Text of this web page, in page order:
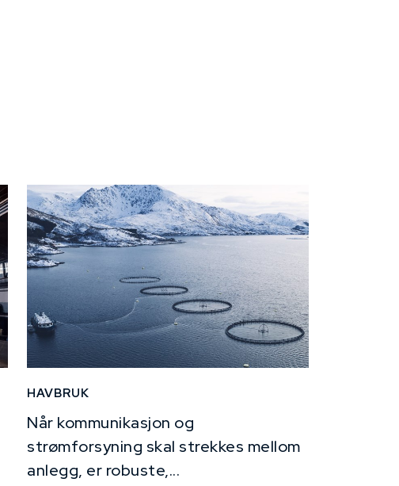
HAVBRUK
Når kommunikasjon og
strømforsyning skal strekkes mellom
anlegg, er robuste,...